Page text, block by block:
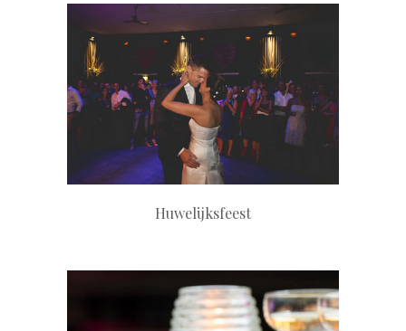
+
Huwelijksfeest